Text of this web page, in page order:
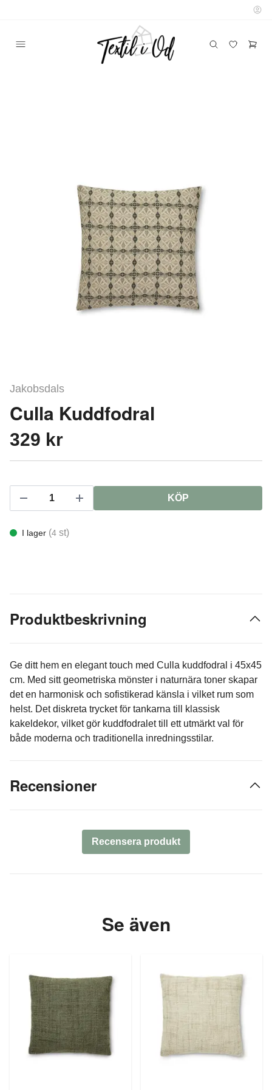
Jakobsdals
Culla Kuddfodral
329 kr
KÖP
I lager (4 st)
Produktbeskrivning
Ge ditt hem en elegant touch med Culla kuddfodral i 45x45
cm. Med sitt geometriska mönster i naturnära toner skapar
det en harmonisk och sofistikerad känsla i vilket rum som
helst. Det diskreta trycket för tankarna till klassisk
kakeldekor, vilket gör kuddfodralet till ett utmärkt val för
både moderna och traditionella inredningsstilar.
Recensioner
Recensera produkt
Se även